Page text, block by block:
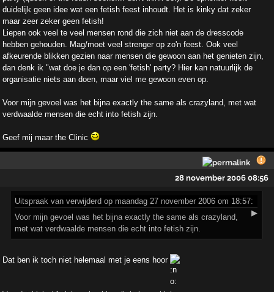
duidelijk geen idee wat een fetish feest inhoudt. Het is kinky dat zeker
maar zeer zeker geen fetish!
Liepen ook veel te veel mensen rond die zich niet aan de dresscode
hebben gehouden. Mag/moet veel strenger op zo'n feest. Ook veel
afkeurende blikken gezien naar mensen die gewoon aan het genieten zijn,
dan denk ik "wat doe je dan op een 'fetish' party? Hier kan natuurlijk de
organisatie niets aan doen, maar viel me gewoon even op.
Voor mijn gevoel was het bijna exactly the same als crazyland, met wat
verdwaalde mensen die echt into fetish zijn.
Geef mij maar the Clinic
28 november 2006 08:56
Uitspraak van verwijderd op maandag 27 november 2006 om 18:57:
▶
Voor mijn gevoel was het bijna exactly the same als crazyland,
met wat verdwaalde mensen die echt into fetish zijn.
Dat ben ik toch niet helemaal met je eens hoor